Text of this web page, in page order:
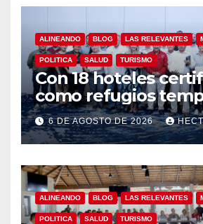
ALINEANDO BLOG LAS RELEVANTES
POLITICA SALUD TURISMO
Con 18 hoteles
como refugios
Gobierno de Los
refuerza la
garantiza un
6 DE AGOSTO DE 2026
ALINEANDO BLOG LAS RELEVANTES
POLITICA SALUD TURISMO